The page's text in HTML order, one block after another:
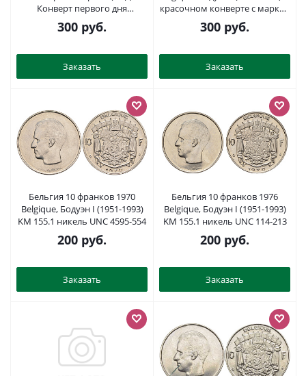
Конверт первого дня
Гашения) KM 156 никель UNC
9003-36
300 руб.
Заказать
красочном конверте с маркой
первого дня гашения (КПД -
Конверт первого дня
9-1-01-65
300 руб.
Заказать
Бельгия 10 франков 1970
Belgique, Бодуэн I (1951-1993)
KM 155.1 никель UNC 4595-554
200 руб.
Заказать
Бельгия 10 франков 1976
Belgique, Бодуэн I (1951-1993)
KM 155.1 никель UNC 114-213
200 руб.
Заказать